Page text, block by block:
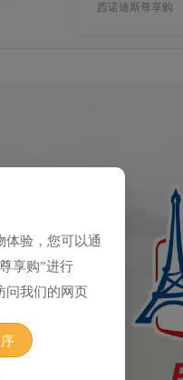
西诺迪斯尊享购
体验，您可以通
享购”进行
问我们的网页